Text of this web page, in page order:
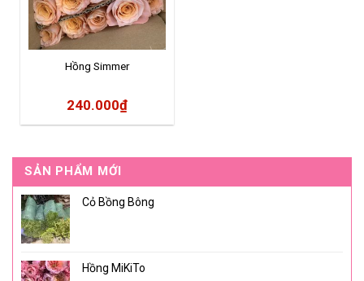
Hồng Simmer
240.000₫
SẢN PHẨM MỚI
Cỏ Bồng Bông
Hồng MiKiTo